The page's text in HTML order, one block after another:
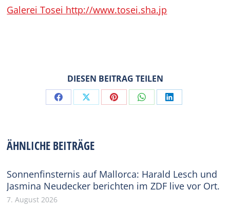
Galerei Tosei http://www.tosei.sha.jp
DIESEN BEITRAG TEILEN
Share Share Share Share Share
ÄHNLICHE BEITRÄGE
Sonnenfinsternis auf Mallorca: Harald Lesch und
Jasmina Neudecker berichten im ZDF live vor Ort.
7. August 2026